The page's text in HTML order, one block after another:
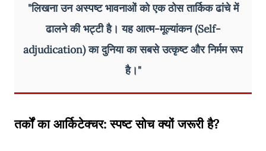
"लिखना उन अस्पष्ट भावनाओं को एक ठोस तार्किक ढांचे में
ढालने की भट्टी है। यह आत्म-मूल्यांकन (Self-
adjudication) का दुनिया का सबसे उत्कृष्ट और निर्मम रूप
है।"
तर्कों का आर्किटेक्चर: स्पष्ट सोच क्यों जरूरी है?